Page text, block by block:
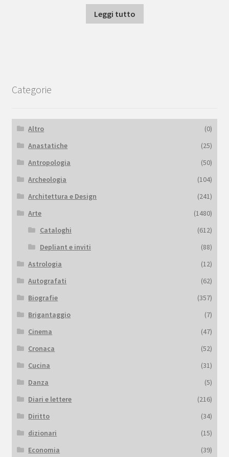
Leggi tutto
Categorie
Altro
(0)
Anastatiche
(25)
Antropologia
(50)
Archeologia
(104)
Architettura e Design
(241)
Arte
(1480)
Cataloghi
(612)
Depliant e inviti
(88)
Astrologia
(12)
Autografati
(62)
Biografie
(357)
Brigantaggio
(7)
Cinema
(47)
Cronaca
(52)
Cucina
(31)
Danza
(5)
Diari e lettere
(216)
Diritto
(34)
dizionari
(15)
Economia
(39)